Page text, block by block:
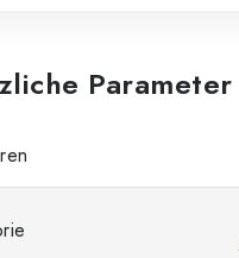
Parameter